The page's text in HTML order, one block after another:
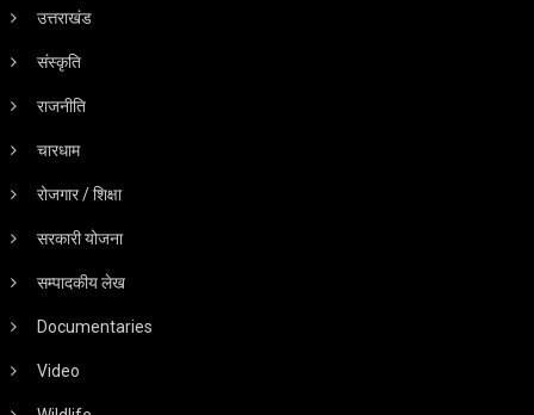
उत्तराखंड
संस्कृति
राजनीति
चारधाम
रोजगार / शिक्षा
सरकारी योजना
सम्पादकीय लेख
Documentaries
Video